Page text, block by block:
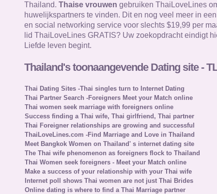
Thailand. Thaise vrouwen gebruiken ThaiLoveLines
huwelijkspartners te vinden. Dit en nog veel meer in
en social networking service voor slechts $19,99 per
lid ThaiLoveLines GRATIS? Uw zoekopdracht eindigt
Liefde leven begint.
Thailand's toonaangevende Dating site -
Thai Dating Sites -Thai singles turn to Internet Dating
Thai Partner Search -Foreigners Meet your Match online
Thai women seek marriage with foreigners online
Success finding a Thai wife, Thai girlfriend, Thai partner
Thai Foreigner relationships are growing and successful
ThaiLoveLines.com -Find Marriage and Love in Thailand
Meet Bangkok Women on Thailand' s internet dating site
The Thai wife phenomenon as foreigners flock to Thailand
Thai Women seek foreigners - Meet your Match online
Make a success of your relationship with your Thai wife
Internet poll shows Thai women are not just Thai Brides
Online dating is where to find a Thai Marriage partner